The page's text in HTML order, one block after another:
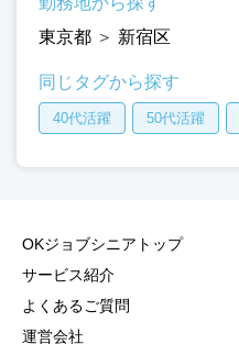
東京都 ＞ 新宿区
同じタグから探す
40代活躍 50代活躍
OKジョブシニアトップ
サービス紹介
よくあるご質問
運営会社